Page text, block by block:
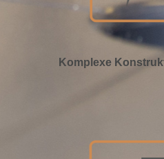
Komplexe